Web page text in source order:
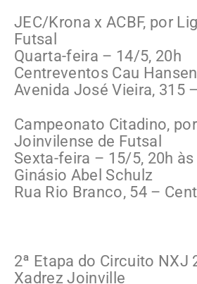
JEC/Krona x ACBF, por
Futsal
Quarta-feira – 14/5, 20h
Centreventos Cau Hansen
Avenida José Vieira, 315
Campeonato Citadino,
Joinvilense de Futsal
Sexta-feira – 15/5, 20h às
Ginásio Abel Schulz
Rua Rio Branco, 54 –
2ª Etapa do Circuito NXJ
Xadrez Joinville